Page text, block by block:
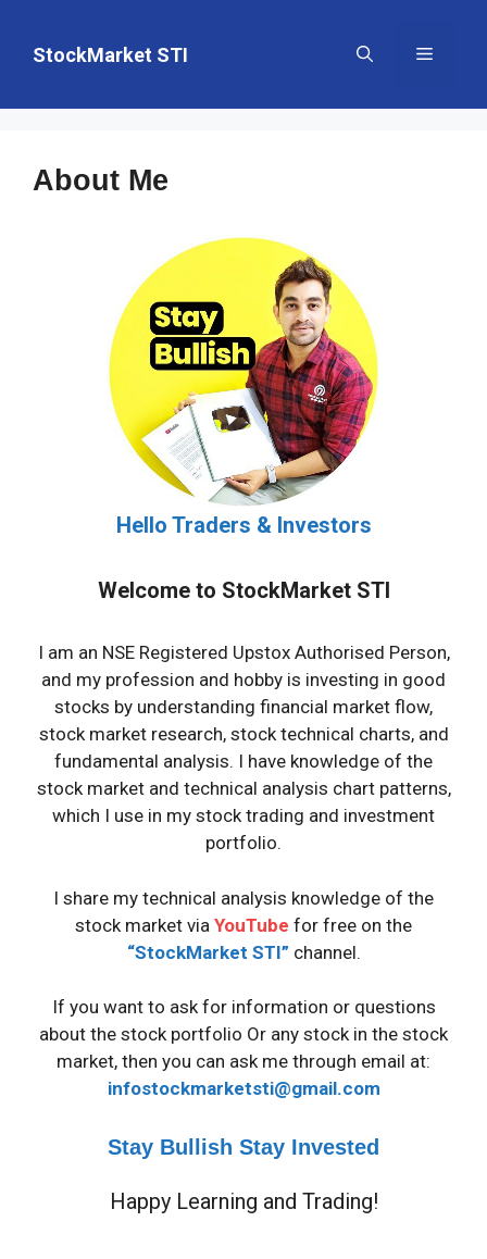
content
StockMarket STI Menu
About Me
Hello Traders & Investors
Welcome to StockMarket STI
I am an NSE Registered Upstox Authorised Person,
and my profession and hobby is investing in good
stocks by understanding financial market flow,
stock market research, stock technical charts, and
fundamental analysis. I have knowledge of the
stock market and technical analysis chart patterns,
which I use in my stock trading and investment
portfolio.
I share my technical analysis knowledge of the
stock market via YouTube for free on the
“StockMarket STI” channel.
If you want to ask for information or questions
about the stock portfolio Or any stock in the stock
market, then you can ask me through email at:
infostockmarketsti@gmail.com
Stay Bullish Stay Invested
Happy Learning and Trading!